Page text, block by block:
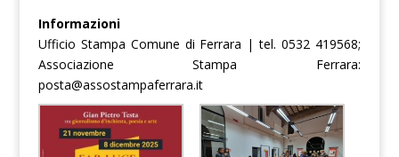
Informazioni
Ufficio Stampa Comune di Ferrara | tel. 0532 419568;
Associazione Stampa Ferrara:
posta@assostampaferrara.it